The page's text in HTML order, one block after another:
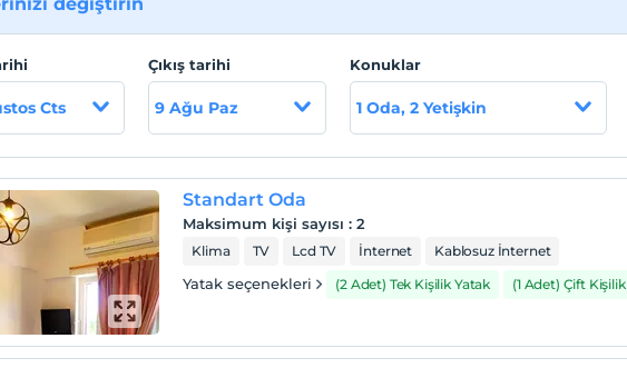
Cts
Çıkış tarihi
9 Ağu Paz
Konuklar
1 Oda, 2 Yetişkin
Standart Oda
Maksimum kişi sayısı :2
Klima TV Lcd TV İnternet Kablosuz İnternet
Yatak seçenekleri (2 Adet) Tek Kişilik Yatak (1 Adet) Çift Kişilik